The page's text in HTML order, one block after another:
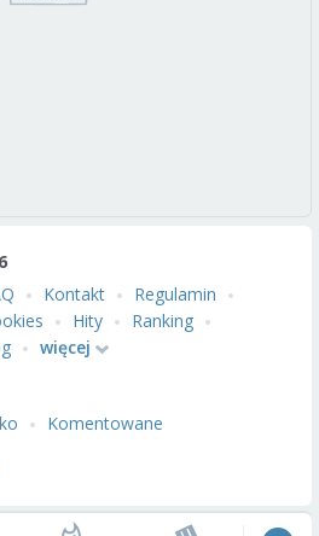
Kontakt
Regulamin
Hity
Ranking
więcej
Komentowane